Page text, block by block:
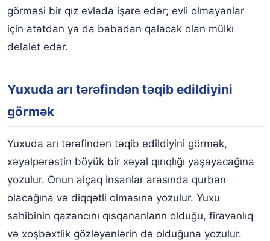
görməsi bir qız evlada işare edər; evli olmayanlar
için atatdan ya da babadan qalacak olan mülkı
delalet edər.
Yuxuda arı tərəfindən təqib edildiyini
görmək
Yuxuda arı tərəfindən təqib edildiyini görmək,
xəyalpərəstin böyük bir xəyal qırıqlığı yaşayacağına
yozulur. Onun alçaq insanlar arasında qurban
olacağına və diqqətli olmasına yozulur. Yuxu
sahibinin qazancını qısqananların olduğu, firavanlıq
və xoşbəxtlik gözləyənlərin də olduğuna yozulur.